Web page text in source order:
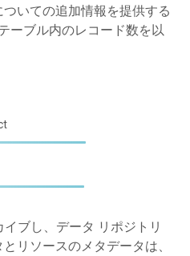
いての追加情報を提供する
ーブル内のレコード数を以
ブし、データ リポジトリ
リソースのメタデータは、